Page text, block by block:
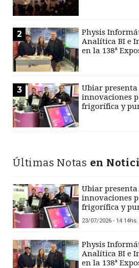
2
Physis
Analítica BI e
en la 138ª
3
Ubiar
innovaciones
frigorífica y
Últimas Notas en
Ubiar
innovaciones
frigorífica y
23/07/2026 - 14:14hs.
Physis
Analítica BI e
en la 138ª